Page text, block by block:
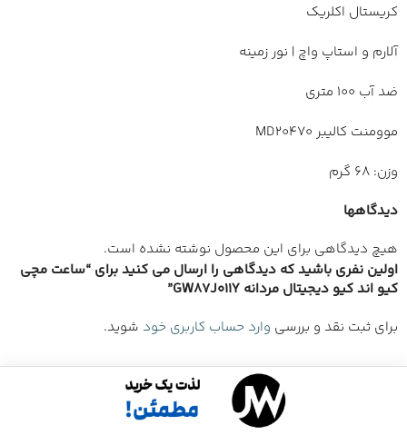
کریستال اکلریک
آلارم و استاپ واچ | نور زمینه
ضد آب 100 متری
موومنت کالیبر MD20470
وزن: 68 گرم
دیدگاهها
هیچ دیدگاهی برای این محصول نوشته نشده است.
اولین نفری باشید که دیدگاهی را ارسال می کنید برای “ساعت مچی
کیو اند کیو دیجیتال مردانه GW87J011Y”
برای ثبت نقد و بررسی وارد حساب کاربری خود شوید.